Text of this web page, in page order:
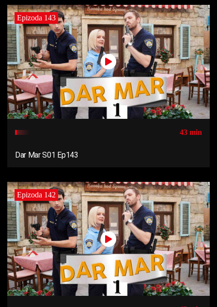
Epizoda 143
43 min
Dar Mar S01 Ep143
Epizoda 142